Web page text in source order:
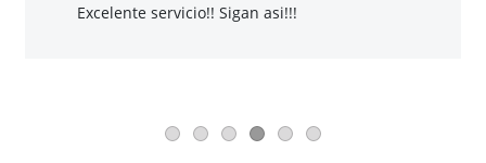
Excelente servicio!! Sigan asi!!!